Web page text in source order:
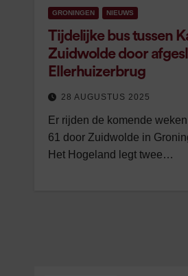
GRONINGEN NIEUWS
Tijdelijke bus tussen
Zuidwolde door
Ellerhuizerbrug
28 AUGUSTUS 2025
Er rijden de komende
61 door Zuidwolde in
Het Hogeland legt twee…